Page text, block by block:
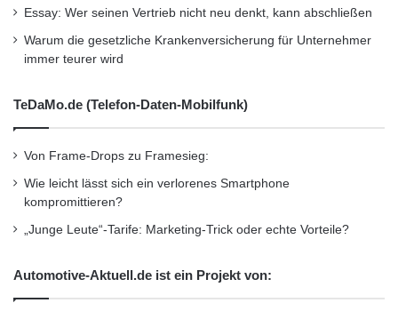
Essay: Wer seinen Vertrieb nicht neu denkt, kann abschließen
Warum die gesetzliche Krankenversicherung für Unternehmer
immer teurer wird
TeDaMo.de (Telefon-Daten-Mobilfunk)
Von Frame-Drops zu Framesieg:
Wie leicht lässt sich ein verlorenes Smartphone
kompromittieren?
„Junge Leute“-Tarife: Marketing-Trick oder echte Vorteile?
Automotive-Aktuell.de ist ein Projekt von: